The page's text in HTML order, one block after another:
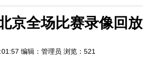
京全场比赛录像回放
编辑：管理员 浏览：521